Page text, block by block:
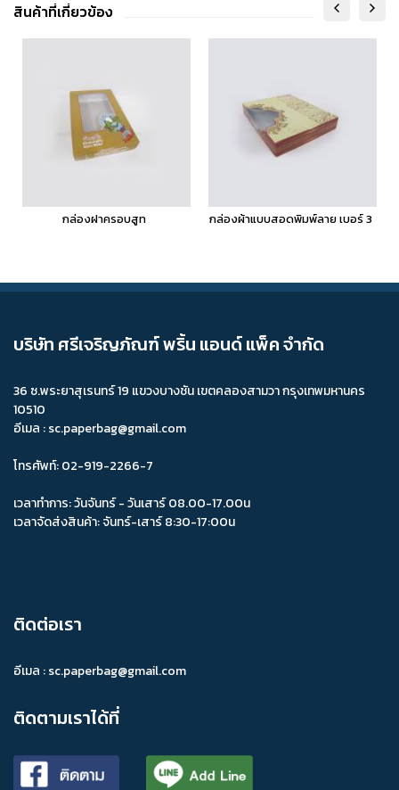
สินค้าที่เกี่ยวข้อง
กล่องฝาครอบสูท กล่องผ้าแบบสอดพิมพ์ลาย เบอร์ 3
บริษัท ศรีเจริญภัณฑ์ พริ้น แอนด์ แพ็ค จำกัด
36 ซ.พระยาสุเรนทร์ 19 แขวงบางชัน เขตคลองสามวา กรุงเทพมหานคร
10510
อีเมล : sc.paperbag@gmail.com
โทรศัพท์: 02-919-2266-7
เวลาทำการ: วันจันทร์ - วันเสาร์ 08.00-17.00น
เวลาจัดส่งสินค้า: จันทร์-เสาร์ 8:30-17:00น
ติดต่อเรา
อีเมล :sc.paperbag@gmail.com
ติดตามเราได้ที่